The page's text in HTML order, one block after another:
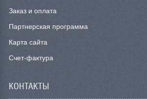
Заказ и оплата
Партнерская программа
Карта сайта
Счет-фактура
КОНТАКТЫ